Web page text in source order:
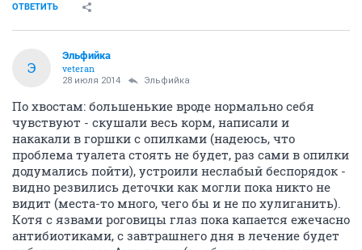
ОТВЕТИТЬ
Э
Эльфийка
veteran
28 июля 2014 Эльфийка
По хвостам: большенькие вроде нормально себя
чувствуют - скушали весь корм, написали и
накакали в горшки с опилками (надеюсь, что
проблема туалета стоять не будет, раз сами в опилки
додумались пойти), устроили неслабый беспорядок -
видно резвились деточки как могли пока никто не
видит (места-то много, чего бы и не по хулиганить).
Котя с язвами роговицы глаз пока капается ежечасно
антибиотиками, с завтрашнего дня в лечение будет